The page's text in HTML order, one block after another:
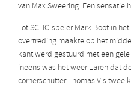
van Max Sweering. Een sensatie
Tot SCHC-speler Mark Boot in
overtreding maakte op het
kant werd gestuurd met een
ineens was het weer Laren dat
cornerschutter Thomas Vis twee